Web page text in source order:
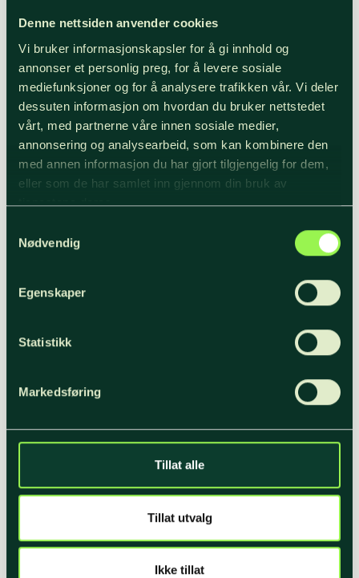
Denne nettsiden anvender cookies
Vi bruker informasjonskapsler for å gi innhold og
annonser et personlig preg, for å levere sosiale
mediefunksjoner og for å analysere trafikken vår. Vi deler
dessuten informasjon om hvordan du bruker nettstedet
vårt, med partnerne våre innen sosiale medier,
annonsering og analysearbeid, som kan kombinere den
med annen informasjon du har gjort tilgjengelig for dem,
eller som de har samlet inn gjennom din bruk av
tjenestene deres.
Nødvendig
Egenskaper
Statistikk
Markedsføring
Tillat alle
Tillat utvalg
Ikke tillat
lønnsomt og hvilke hogstformer som er best
egnet på ulike vegetasjonstyper.
Målet er å skape en enda mer robust framtidsskog
– en skog som tåler klimaendringer, gir god
produksjon og samtidig ivaretar miljøverdier.
– Fremtidens skogbruk stiller høyere krav til
kunnskap og presisjon. Da er det viktig at vi ikke
bare følger utviklingen, men også er med på å
Strategien inneholder ikke detaljerte råd om
fortsatt er fragmentert.
– Likevel understrekes det at klimaendringer vil
er derfor tydelig på at vi, der det er
mulig, allerede nå skal tenke på å tilpasse
framtidsskogen til de klimaendringene vi vet at
kommer, sier Bergseng.